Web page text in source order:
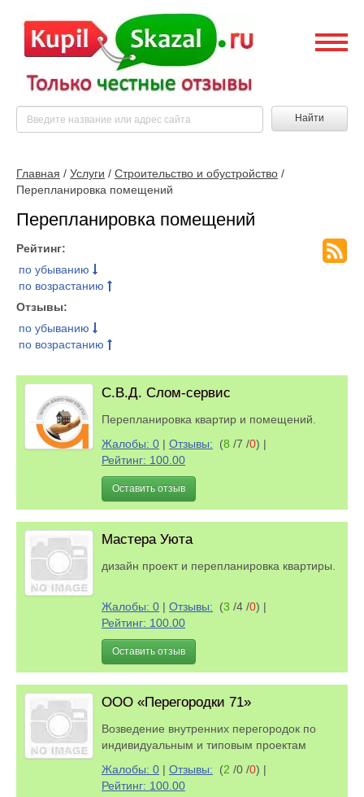
Найти
Главная / Услуги / Строительство и обустройство /
Перепланировка помещений
Перепланировка помещений
Рейтинг:
по убыванию
по возрастанию
Отзывы:
по убыванию
по возрастанию
С.В.Д. Слом-сервис
Перепланировка квартир и помещений.
Жалобы: 0 | Отзывы: (8 /7 /0) |
Рейтинг: 100.00
Оставить отзыв
Мастера Уюта
дизайн проект и перепланировка квартиры.
Жалобы: 0 | Отзывы: (3 /4 /0) |
Рейтинг: 100.00
Оставить отзыв
ООО «Перегородки 71»
Возведение внутренних перегородок по
индивидуальным и типовым проектам
Жалобы: 0 | Отзывы: (2 /0 /0) |
Рейтинг: 100.00